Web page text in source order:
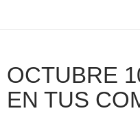
OCTUBRE
EN TUS